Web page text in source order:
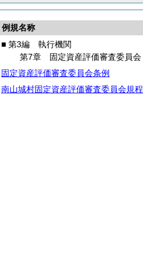
例規名称
■ 第3編 執行機関
第7章 固定資産評価審査委員会
固定資産評価審査委員会条例
南山城村固定資産評価審査委員会規程